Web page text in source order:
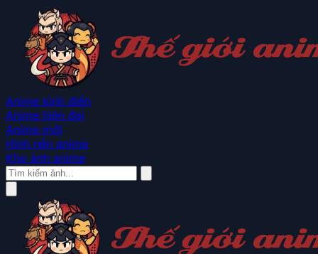
Anime kinh điển
Anime hiện đại
Anime mới
Hình nền anime
Kho ảnh anime